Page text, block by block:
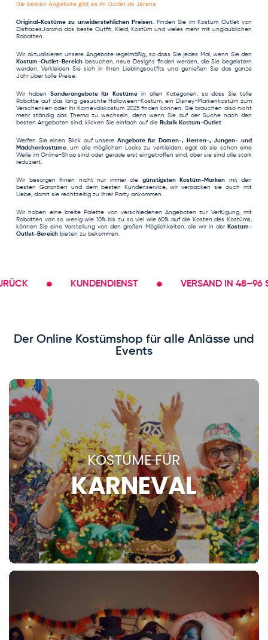
Die besten Angebote gibt es im Outlet de Jarana
Original-Kostüme zu unwiderstehlichen Preisen. Finden Sie im Kostüm Outlet von
DisfracesJarana das beste Outfit, Kleid, Kostüm und vieles mehr mit unglaublichen
Rabatten.
Wir aktualisieren unsere Angebote regelmäßig, so dass Sie jedes Mal, wenn Sie den
Kostüm-Outlet-Bereich besuchen, neue Designs finden werden, die Sie begeistern
werden. Verkleiden Sie sich in Ihren Lieblingsoutfits und genießen Sie das ganze
Jahr über tolle Preise.
Wir haben Sonderangebote für Kostüme in allen Kategorien, so dass Sie tolle
Rabatte auf das lang gesuchte Halloween-Kostüm, ein Disney-Markenkostüm zum
Verschenken oder Ihr Karnevalskostüm 2025finden können. Sie brauchen also nicht
mehr ständig das Thema zu wechseln, denn wenn Sie auf der Suche nach den
besten Angeboten sind, klicken Sie einfach auf die Rubrik Kostüm-Outlet.
Werfen Sie einen Blick auf unsere Angebote für Damen-, Herren-, Jungen- und
Mädchenkostüme, um alle möglichen Looks zu verkleiden, egal ob sie schon eine
Weile im Online-Shop sind oder gerade erst eingetroffen sind, aber sie sind alle stark
reduziert.
Wir besorgen Ihnen nicht nur immer die günstigsten Kostüm-Marken mit den
besten Garantien und dem besten Kundenservice, wir verpacken sie auch mit
Liebe, damit sie rechtzeitig zu Ihrer Party ankommen.
Wir haben eine breite Palette von verschiedenen Angeboten zur Verfügung, mit
Rabatten von so wenig wie 10% bis zu so viel wie 60% auf die Kosten des Kostüms,
können Sie eine Vorstellung von den großen Möglichkeiten, die wir in der Kostüm-
Outlet-Bereich bieten zu bekommen.
KUNDENDIENST VERSAND IN 48–96 STD.
Der Online Kostümshop für alle Anlässe und
Events
KOSTÜME FÜR
KARNEVAL